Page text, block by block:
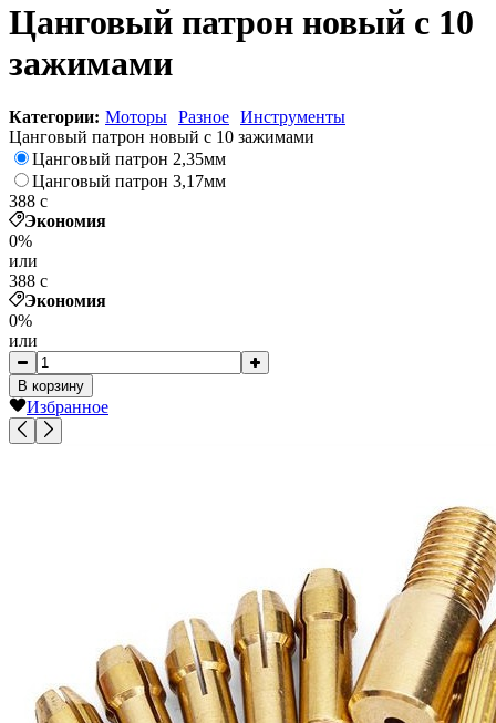
Цанговый патрон новый с 10
зажимами
Категории: Моторы Разное Инструменты
Цанговый патрон новый с 10 зажимами
Цанговый патрон 2,35мм
Цанговый патрон 3,17мм
388 c
Экономия
0%
или
388 c
Экономия
0%
или
В корзину
Избранное